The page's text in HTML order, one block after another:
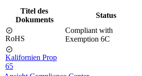
Titel des
Dokuments
Status
RoHS
Compliant with
Exemption 6C
Kalifornien Prop
65